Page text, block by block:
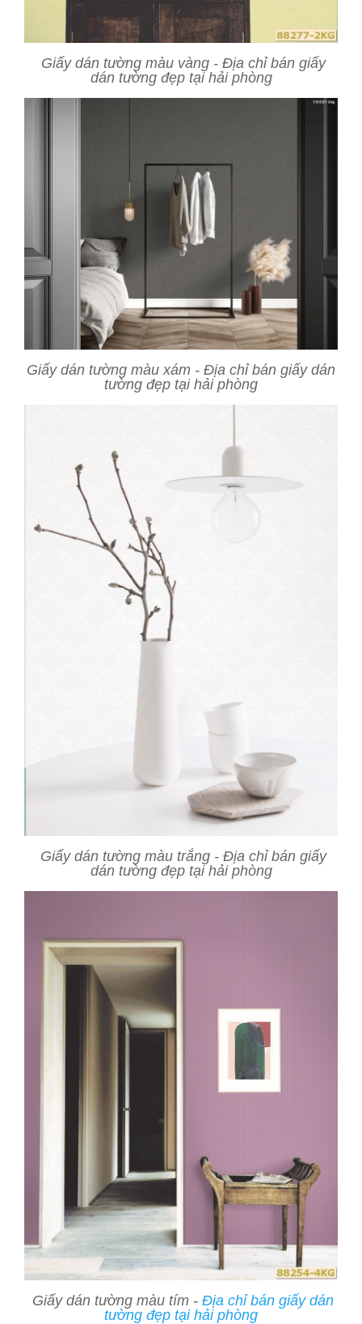
Giấy dán tường màu vàng - Địa chỉ bán giấy
dán tường đẹp tại hải phòng
Giấy dán tường màu xám - Địa chỉ bán giấy dán
tường đẹp tại hải phòng
Giấy dán tường màu trắng - Địa chỉ bán giấy
dán tường đẹp tại hải phòng
Giấy dán tường màu tím - Địa chỉ bán giấy dán
tường đẹp tại hải phòng